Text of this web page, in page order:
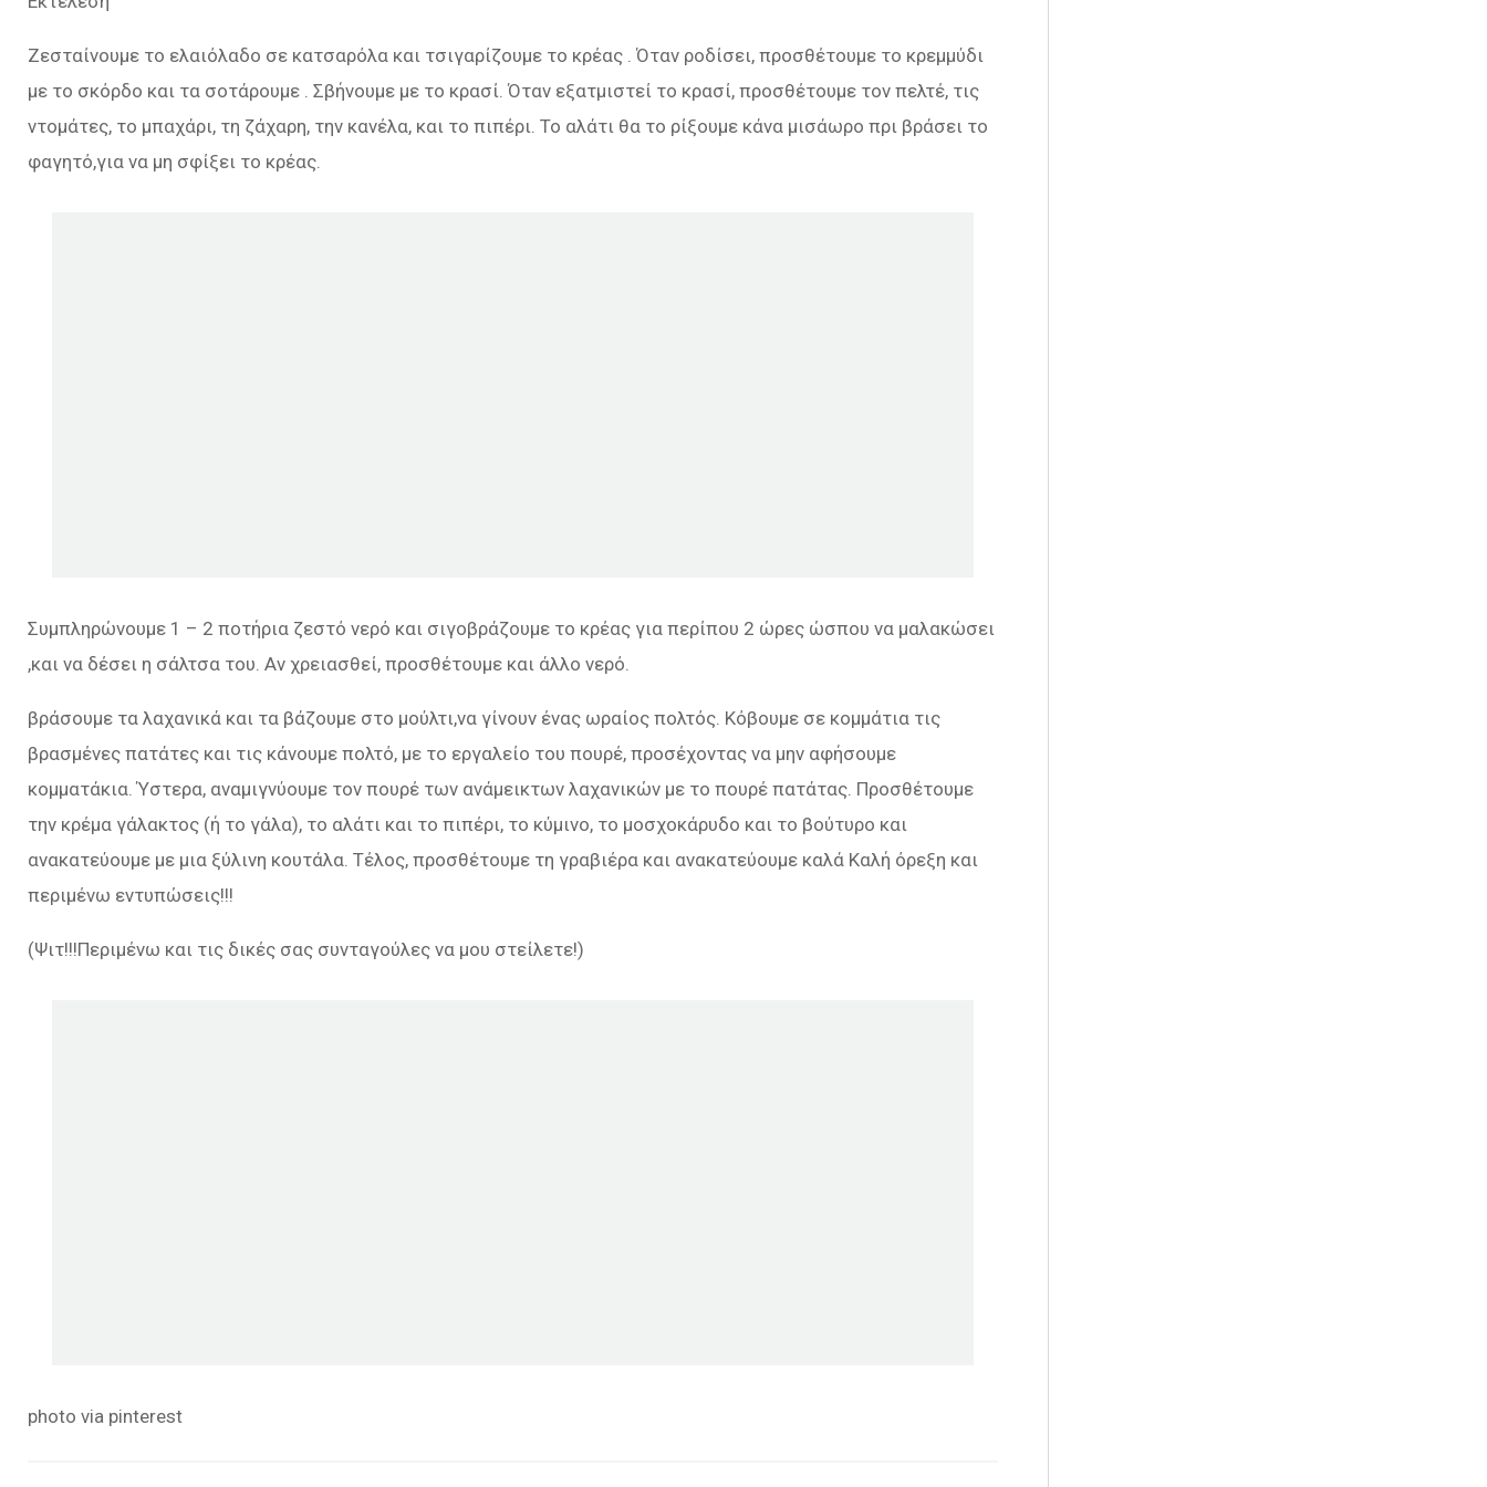
Ζεσταίνουμε το ελαιόλαδο σε κατσαρόλα και τσιγαρίζουμε το κρέας . Όταν ροδίσει, προσθέτουμε το κρεμμύδι
με το σκόρδο και τα σοτάρουμε . Σβήνουμε με το κρασί. Όταν εξατμιστεί το κρασί, προσθέτουμε τον πελτέ, τις
ντομάτες, το μπαχάρι, τη ζάχαρη, την κανέλα, και το πιπέρι. Το αλάτι θα το ρίξουμε κάνα μισάωρο πρι βράσει το
φαγητό,για να μη σφίξει το κρέας.
Συμπληρώνουμε 1 – 2 ποτήρια ζεστό νερό και σιγοβράζουμε το κρέας για περίπου 2 ώρες ώσπου να μαλακώσει
,και να δέσει η σάλτσα του. Αν χρειασθεί, προσθέτουμε και άλλο νερό.
βράσουμε τα λαχανικά και τα βάζουμε στο μούλτι,να γίνουν ένας ωραίος πολτός. Κόβουμε σε κομμάτια τις
βρασμένες πατάτες και τις κάνουμε πολτό, με το εργαλείο του πουρέ, προσέχοντας να μην αφήσουμε
κομματάκια. Ύστερα, αναμιγνύουμε τον πουρέ των ανάμεικτων λαχανικών με το πουρέ πατάτας. Προσθέτουμε
την κρέμα γάλακτος (ή το γάλα), το αλάτι και το πιπέρι, το κύμινο, το μοσχοκάρυδο και το βούτυρο και
ανακατεύουμε με μια ξύλινη κουτάλα. Τέλος, προσθέτουμε τη γραβιέρα και ανακατεύουμε καλά Καλή όρεξη και
περιμένω εντυπώσεις!!!
(Ψιτ!!!Περιμένω και τις δικές σας συνταγούλες να μου στείλετε!)
photo via pinterest